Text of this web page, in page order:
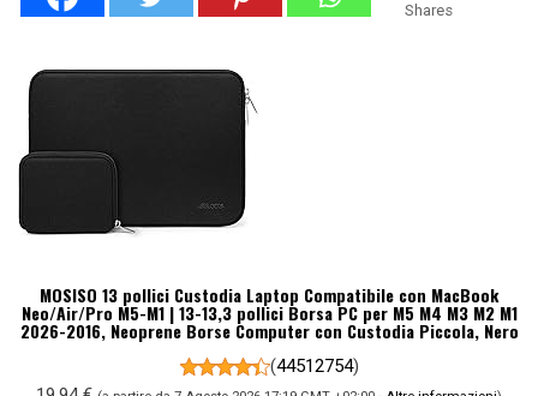
Shares
MOSISO 13 pollici Custodia Laptop Compatibile con MacBook
Neo/Air/Pro M5-M1 | 13-13,3 pollici Borsa PC per M5 M4 M3 M2 M1
2026-2016, Neoprene Borse Computer con Custodia Piccola, Nero
(44512754)